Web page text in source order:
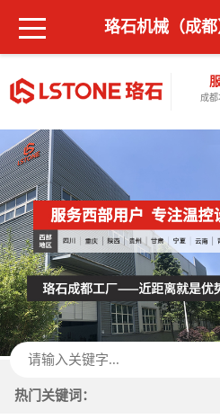
成
珞石机械（成
热门关键词：